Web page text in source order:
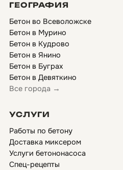
ГЕОГРАФИЯ
Бетон во Всеволожске
Бетон в Мурино
Бетон в Кудрово
Бетон в Янино
Бетон в Буграх
Бетон в Девяткино
Все города →
УСЛУГИ
Работы по бетону
Доставка миксером
Услуги бетононасоса
Спец-рецепты